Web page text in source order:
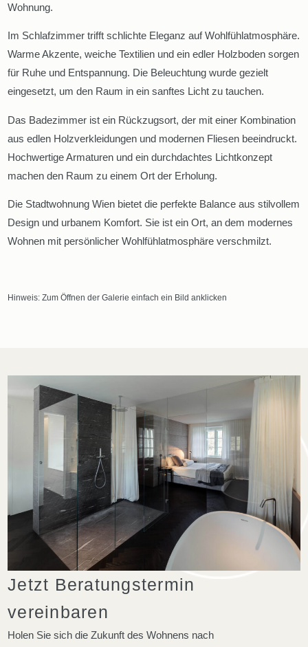
Wohnung.
Im Schlafzimmer trifft schlichte Eleganz auf Wohlfühlatmosphäre.
Warme Akzente, weiche Textilien und ein edler Holzboden sorgen
für Ruhe und Entspannung. Die Beleuchtung wurde gezielt
eingesetzt, um den Raum in ein sanftes Licht zu tauchen.
Das Badezimmer ist ein Rückzugsort, der mit einer Kombination
aus edlen Holzverkleidungen und modernen Fliesen beeindruckt.
Hochwertige Armaturen und ein durchdachtes Lichtkonzept
machen den Raum zu einem Ort der Erholung.
Die Stadtwohnung Wien bietet die perfekte Balance aus stilvollem
Design und urbanem Komfort. Sie ist ein Ort, an dem modernes
Wohnen mit persönlicher Wohlfühlatmosphäre verschmilzt.
Hinweis: Zum Öffnen der Galerie einfach ein Bild anklicken
Jetzt Beratungstermin
vereinbaren
Holen Sie sich die Zukunft des Wohnens nach